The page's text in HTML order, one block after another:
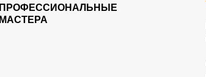
ПРОФЕССИОНАЛЬНЫЕ
МАСТЕРА